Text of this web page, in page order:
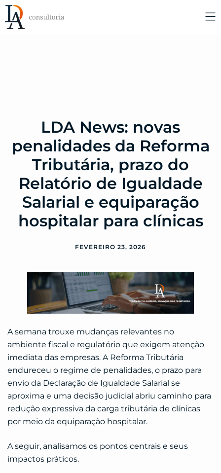
LDA News: novas
penalidades da Reforma
Tributária, prazo do
Relatório de Igualdade
Salarial e equiparação
hospitalar para clínicas
FEVEREIRO 23, 2026
A semana trouxe mudanças relevantes no
ambiente fiscal e regulatório que exigem atenção
imediata das empresas. A Reforma Tributária
endureceu o regime de penalidades, o prazo para
envio da Declaração de Igualdade Salarial se
aproxima e uma decisão judicial abriu caminho para
redução expressiva da carga tributária de clínicas
por meio da equiparação hospitalar.
A seguir, analisamos os pontos centrais e seus
impactos práticos.